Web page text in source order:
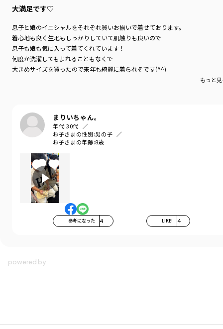
大満足です♡
息子と娘のイニシャルをそれぞれ買いお揃いで着せております。
着心地も良く生地もしっかりしていて肌触りも良いので
息子も娘も気に入って着てくれています！
何度か洗濯してもよれることもなくで
大きめサイズを買ったので来年も綺麗に着られそです(^^)
もっと
まりいちゃん。
年代:30代
お子さまの性別:男の子
お子さまの年齢:8歳
参考になった 4 LIKE! 4